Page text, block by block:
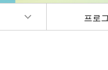
프로